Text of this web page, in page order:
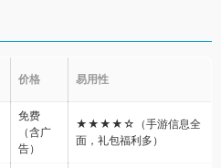
价格 易用性
免费
（含广
告）
★★★★☆（手游信息全
面，礼包福利多）